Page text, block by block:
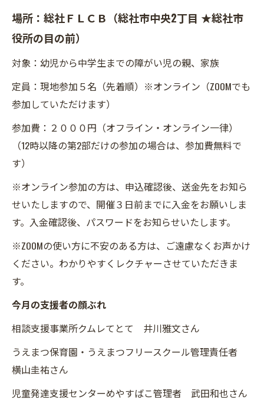
場所：総社ＦＬＣＢ（総社市中央2丁目 ★総社市
役所の目の前）
対象：幼児から中学生までの障がい児の親、家族
定員：現地参加５名（先着順）※オンライン（ZOOMでも
参加していただけます）
参加費：２０００円（オフライン・オンライン一律）
（12時以降の第2部だけの参加の場合は、参加費無料で
す）
※オンライン参加の方は、申込確認後、送金先をお知ら
せいたしますので、開催３日前までに入金をお願いしま
す。入金確認後、パスワードをお知らせいたします。
※ZOOMの使い方に不安のある方は、ご遠慮なくお声かけ
ください。わかりやすくレクチャーさせていただきま
す。
今月の支援者の顔ぶれ
相談支援事業所クムレてとて 井川雅文さん
うえまつ保育園・うえまつフリースクール管理責任者
横山圭祐さん
児童発達支援センターめやすばこ管理者 武田和也さん